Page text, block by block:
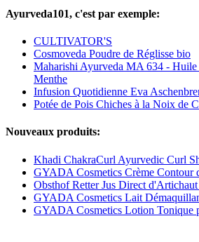
Ayurveda101, c'est par exemple:
CULTIVATOR'S
Cosmoveda Poudre de Réglisse bio
Maharishi Ayurveda MA 634 - Huile
Menthe
Infusion Quotidienne Eva
Potée de Pois Chiches à la Noix de
Nouveaux produits:
Khadi ChakraCurl Ayurvedic Curl
GYADA Cosmetics Crème Contour
Obsthof Retter Jus Direct
GYADA Cosmetics Lait
GYADA Cosmetics Lotion Tonique